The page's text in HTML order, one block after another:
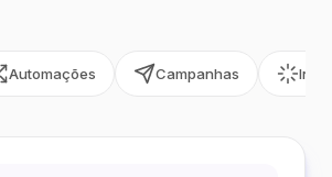
Automações Campanhas